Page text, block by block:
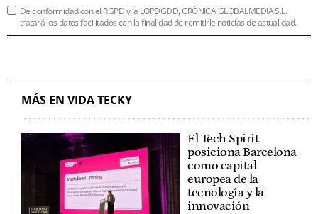
De conformidad con el RGPD y la LOPDGDD, CRÓNICA GLOBALMEDIA S.L.
tratará los datos facilitados con la finalidad de remitirle noticias de actualidad.
MÁS EN VIDA TECKY
El Tech Spirit
posiciona Barcelona
como capital
europea de la
tecnología y la
innovación